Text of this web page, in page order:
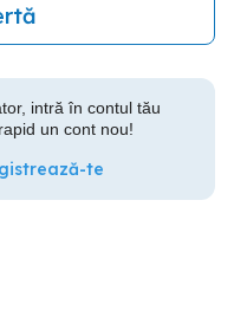
intră în contul tău
un cont nou!
te